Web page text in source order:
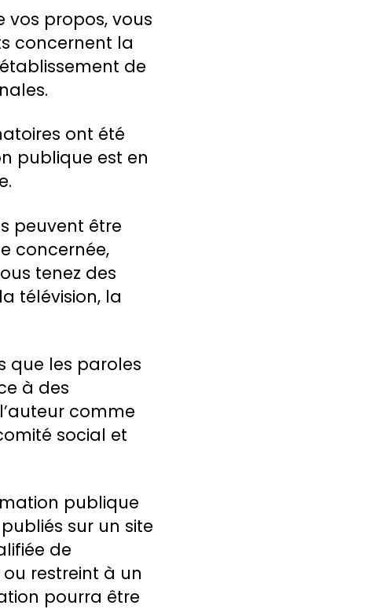
vos propos, vous
concernent la
de
ont été
publique est en
peuvent être
concernée,
tenez des
télévision, la
que les paroles
à des
comme
social et
publique
sur un site
de
restreint à un
pourra être